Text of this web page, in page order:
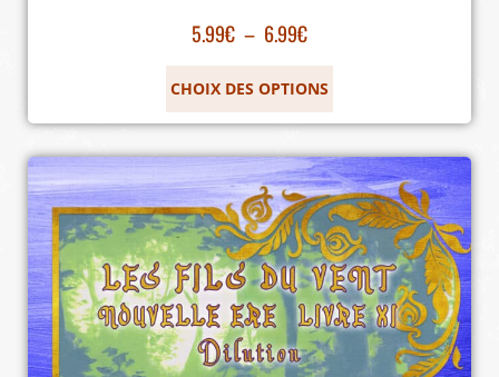
5.99€ – 6.99€
CHOIX DES OPTIONS